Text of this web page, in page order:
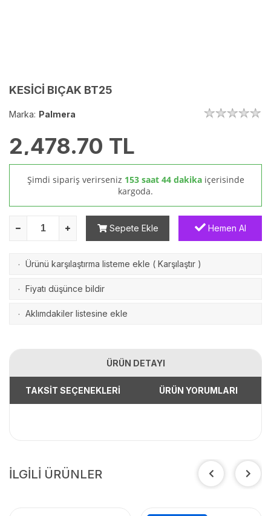
KESİCİ BIÇAK BT25
Marka: Palmera
2,478.70 TL
Şimdi sipariş verirseniz 153 saat 44 dakika içerisinde
kargoda.
Sepete Ekle Hemen Al
· Ürünü karşılaştırma listeme ekle ( Karşılaştır )
· Fiyatı düşünce bildir
· Aklımdakiler listesine ekle
ÜRÜN DETAYI
TAKSİT SEÇENEKLERİ ÜRÜN YORUMLARI
İLGİLİ ÜRÜNLER